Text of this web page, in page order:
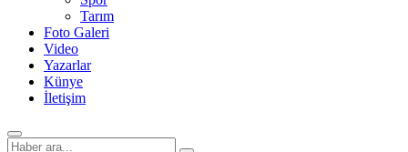
Tarım
Foto Galeri
Video
Yazarlar
Künye
İletişim